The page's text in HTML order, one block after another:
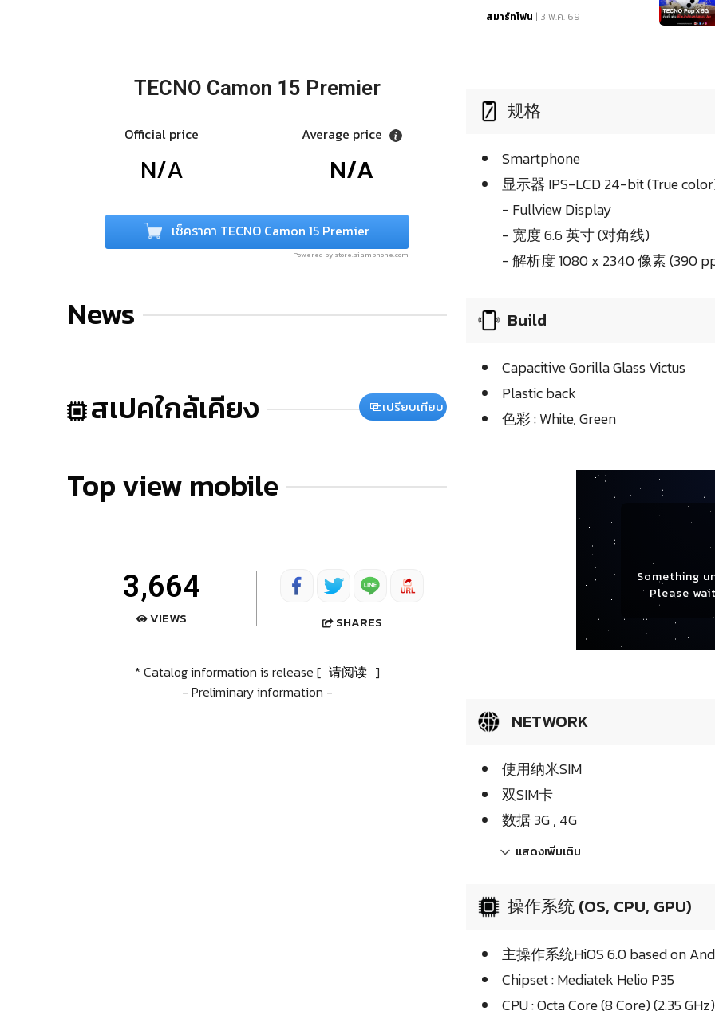
TECNO Camon 15 Premier
Official price
N/A
Average price
N/A
เช็คราคา TECNO Camon 15 Premier
Powered by store.siamphone.com
News
สเปคใกล้เคียง เปรียบเทียบ
Top view mobile
3,664
VIEWS SHARES
* Catalog information is release [ 请阅读 ]
- Preliminary information -
สมาร์ทโฟน | 3 พ.ค. 69
规格
Smartphone
显示器 IPS-LCD 24-bit (True
- Fullview Display
- 宽度 6.6 英寸 (对角线)
- 解析度 1080 x 2340 像素 (390
Build
Capacitive Gorilla Glass Victus
Plastic back
色彩 : White, Green
Something
Please
NETWORK
使用纳米SIM
双SIM卡
数据 3G , 4G
แสดงเพิ่มเติม
操作系统 (OS, CPU, GPU)
主操作系统HiOS 6.0 based on
Chipset : Mediatek Helio P35
CPU : Octa Core (8 Core) (2.35 GHz)